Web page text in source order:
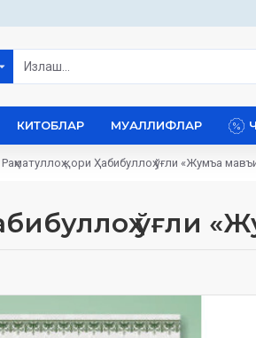
КИТОБЛАР МУАЛЛИФЛАР
Раҳматуллоҳ қори Ҳабибуллоҳ ўғли «Жумъа
ўғли